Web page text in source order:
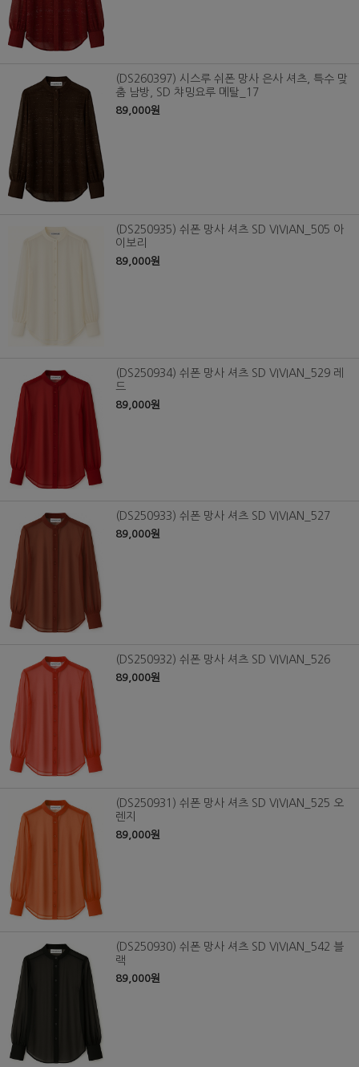
(DS260397) 시스루 쉬폰 망사 은사 셔츠, 특수 맞
춤 남방, SD 챠밍요루 메탈_17
89,000원
(DS250935) 쉬폰 망사 셔츠 SD VIVIAN_505 아
이보리
89,000원
(DS250934) 쉬폰 망사 셔츠 SD VIVIAN_529 레
드
89,000원
(DS250933) 쉬폰 망사 셔츠 SD VIVIAN_527
89,000원
(DS250932) 쉬폰 망사 셔츠 SD VIVIAN_526
89,000원
(DS250931) 쉬폰 망사 셔츠 SD VIVIAN_525 오
렌지
89,000원
(DS250930) 쉬폰 망사 셔츠 SD VIVIAN_542 블
랙
89,000원